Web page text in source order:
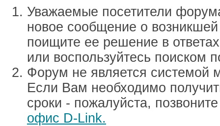
Уважаемые посетители
новое сообщение о
поищите ее решение в
или воспользуйтесь поиском
Форум не является системой
Если Вам необходимо
сроки - пожалуйста,
офис D-Link.